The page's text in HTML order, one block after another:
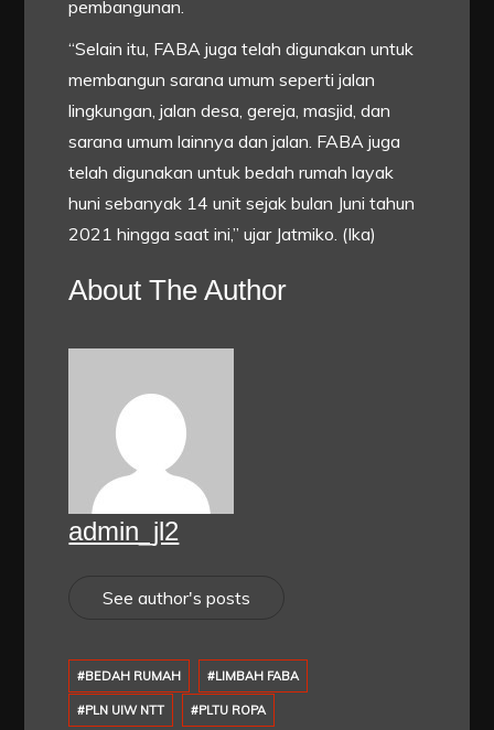
pembangunan.
“Selain itu, FABA juga telah digunakan untuk
membangun sarana umum seperti jalan
lingkungan, jalan desa, gereja, masjid, dan
sarana umum lainnya dan jalan. FABA juga
telah digunakan untuk bedah rumah layak
huni sebanyak 14 unit sejak bulan Juni tahun
2021 hingga saat ini,” ujar Jatmiko. (Ika)
About The Author
admin_jl2
See author's posts
#BEDAH RUMAH #LIMBAH FABA
#PLN UIW NTT #PLTU ROPA